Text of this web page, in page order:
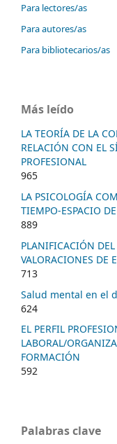
Para lectores/as
Para autores/as
Para bibliotecarios/as
Más leído
LA TEORÍA DE LA
RELACIÓN CON EL
PROFESIONAL
965
LA PSICOLOGÍA
TIEMPO-ESPACIO
889
PLANIFICACIÓN
VALORACIONES DE
713
Salud mental en el
624
EL PERFIL
LABORAL/
FORMACIÓN
592
Palabras clave